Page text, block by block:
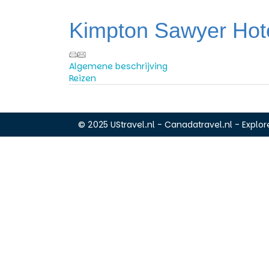
Kimpton Sawyer
Algemene beschrijving
Reizen
© 2025 UStravel.nl - Canadatravel.nl -